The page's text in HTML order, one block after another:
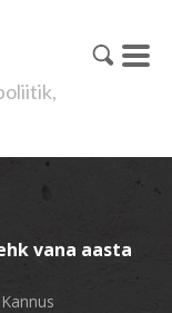
vana aasta